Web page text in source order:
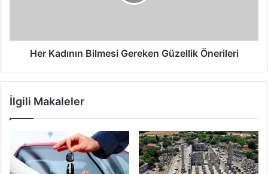
Her Kadının Bilmesi Gereken Güzellik Önerileri
İlgili Makaleler